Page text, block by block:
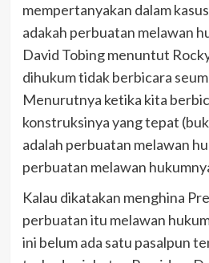
mempertanyakan dalam
adakah perbuatan melawan
David Tobing menuntut
dihukum tidak berbicara
Menurutnya ketika kita
konstruksinya yang tepat
adalah perbuatan melawan
perbuatan melawan
Kalau dikatakan menghina
perbuatan itu melawan
ini belum ada satu pasalpun